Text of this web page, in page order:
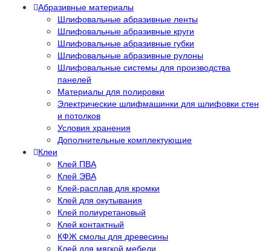
Абразивные материалы
Шлифовальные абразивные ленты
Шлифовальные абразивные круги
Шлифовальные абразивные губки
Шлифовальные абразивные рулоны
Шлифовальные системы для производства
панелей
Материалы для полировки
Электрические шлифмашинки для шлифовки стен
и потолков
Условия хранения
Дополнительные комплектующие
Клеи
Клей ПВА
Клей ЭВА
Клей-расплав для кромки
Клей для окутывания
Клей полиуретановый
Клей контактный
КФЖ смолы для древесины
Клей для мягкой мебели